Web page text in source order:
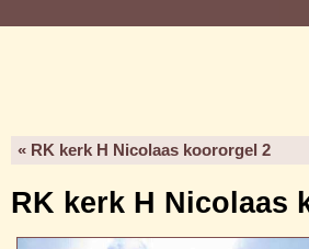
« RK kerk H Nicolaas koororgel 2
RK kerk H Nicolaas